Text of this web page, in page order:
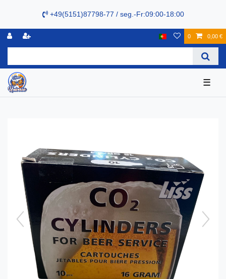
+49(5151)87798-77 / seg.-Fr:09:00-18:00
0 0,00 €
☰